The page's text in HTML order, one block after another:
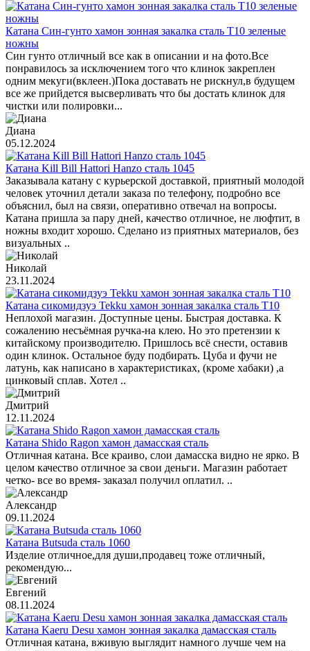
Катана Син-гунто хамон зонная закалка сталь T10 зеленые
ножны
Син гунто отличный все как в описании и на фото.Все
понравилось за исключением того что клинок закреплен
одним мекуги(вклеен.)Пока доставать не рискнул,в будущем
все же прийдется высверливать что бы достать клинок для
чистки или полировки...
Диана
05.12.2024
Катана Kill Bill Hattori Hanzo сталь 1045
Заказывала катану с курьерской доставкой, приятный молодой
человек уточнил детали заказа по телефону, подробно все
объяснил, был на связи, оперативно отвечал на вопросы.
Катана пришла за пару дней, качество отличное, не люфтит, в
ножны входит хорошо. Сделано из приятных материалов, без
визуальных ..
Николай
23.11.2024
Катана сикомидзуэ Tekku хамон зонная закалка сталь T10
Неплохой магазин. Доступные цены. Быстрая доставка. К
сожалению несъёмная ручка-на клею. Но это претензии к
китайскому производителю. Пришлось всё снести, оставив
один клинок. Остальное буду подбирать. Цуба и фучи не
латунь, как написано в характеристиках, (кроме хабаки) ,а
цинковый сплав. Хотел ..
Дмитрий
12.11.2024
Катана Shido Ragon хамон дамасская сталь
Отличная катана. Все краиво, слои дамасска видно не ярко. В
целом качество отличное за свои деньги. Магазин работает
четко- все во время- заказал получил оплатил. ..
Александр
09.11.2024
Катана Butsuda сталь 1060
Изделие отличное,для души,продавец тоже отличный,
рекомендую...
Евгений
08.11.2024
Катана Kaeru Desu хамон зонная закалка дамасская сталь
Отличная катана, вживую выглядит намного лучше чем на